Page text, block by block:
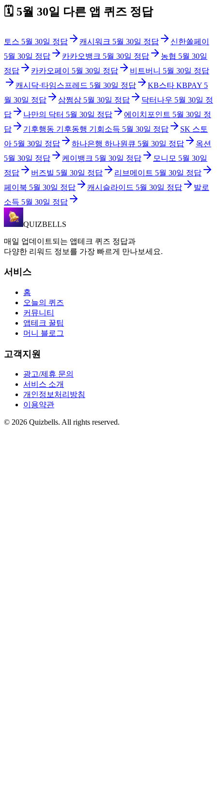
🗓️ 5월 30일 다른 앱 퀴즈 정답
토스 5월 30일 정답 캐시워크 5월 30일 정답
신한쏠페이
5월 30일 정답 카카오뱅크 5월 30일 정답 농협 5월 30일
정답
카카오페이 5월 30일 정답 비트버니 5월 30일 정답
캐시닥·타임스프레드 5월 30일 정답 KB스타 KBPAY 5
월 30일 정답 삼쩜삼 5월 30일 정답 닥터나우 5월 30일 정
답
나만의 닥터 5월 30일 정답 에이치포인트 5월 30일 정
답
기후행동 기후동행 기회소득 5월 30일 정답
SK 스토
아 5월 30일 정답 하나은행 하나원큐 5월 30일 정답
옥션
5월 30일 정답 케이뱅크 5월 30일 정답 모니모 5월 30일
정답
버즈빌 5월 30일 정답 리브메이트 5월 30일 정답
페이북 5월 30일 정답 캐시슬라이드 5월 30일 정답
발로
소득 5월 30일 정답
QUIZBELLS
매일 업데이트되는 앱테크 퀴즈 정답과
다양한 리워드 정보를 가장 빠르게 만나보세요.
서비스
홈
오늘의 퀴즈
커뮤니티
앱테크 꿀팁
머니 블로그
고객지원
광고/제휴 문의
서비스 소개
개인정보처리방침
이용약관
© 2026 Quizbells. All rights reserved.